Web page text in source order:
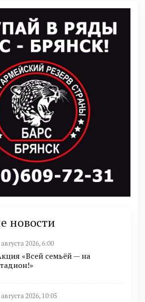
новости
августа 2026, 6:00
«Всей семьёй — на
августа 2026, 10:05